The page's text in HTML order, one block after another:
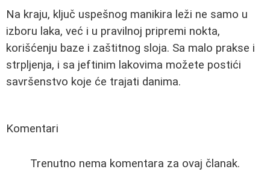
Na kraju, ključ uspešnog manikira leži ne samo u
izboru laka, već i u pravilnoj pripremi nokta,
korišćenju baze i zaštitnog sloja. Sa malo prakse i
strpljenja, i sa jeftinim lakovima možete postići
savršenstvo koje će trajati danima.
Komentari
Trenutno nema komentara za ovaj članak.